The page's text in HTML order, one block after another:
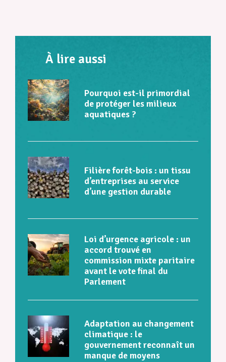
À lire aussi
Pourquoi est-il primordial
de protéger les milieux
aquatiques ?
Filière forêt-bois : un tissu
d’entreprises au service
d’une gestion durable
Loi d’urgence agricole : un
accord trouvé en
commission mixte paritaire
avant le vote final du
Parlement
Adaptation au changement
climatique : le
gouvernement reconnaît un
manque de moyens